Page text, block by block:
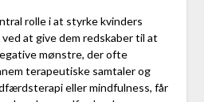
rolle i at styrke kvinders
at give dem redskaber til at
mønstre, der ofte
terapeutiske samtaler og
eller mindfulness, får